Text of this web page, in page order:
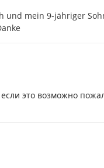
und mein 9-jähriger
это возможно